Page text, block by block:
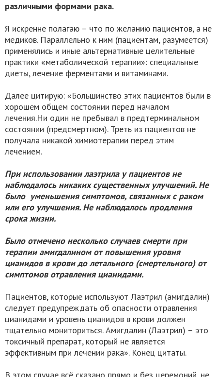
различными формами рака.
Я искренне полагаю – что по желанию пациентов, а не
медиков. Параллельно к ним (пациентам, разумеется)
применялись и иные альтернативные целительные
практики «метаболической терапии»: специальные
диеты, лечение ферментами и витаминами.
Далее цитирую: «Большинство этих пациентов были в
хорошем общем состоянии перед началом
лечения.Ни один не пребывал в предтерминальном
состоянии (предсмертном). Треть из пациентов не
получала никакой химиотерапии перед этим
лечением.
При использовании лаэтрила у пациентов не
наблюдалось никаких существенных улучшений. Не
было уменьшения симптомов, связанных с раком
или его улучшения. Не наблюдалось продления
срока жизни.
Было отмечено несколько случаев смерти при
терапии амигдалином от повышения уровня
цианидов в крови до летального (смертельного) от
симптомов отравления цианидами.
Пациентов, которые используют Лаэтрил (амигдалин)
следует предупреждать об опасности отравления
цианидами и уровень цианидов в крови должен
тщательно мониториться. Амигдалин (Лаэтрил) – это
токсичный препарат, который не является
эффективным при лечении рака». Конец цитаты.